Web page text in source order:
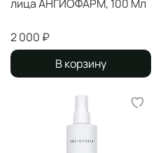
лица АНГИОФАРМ, 100 Мл
2 000 ₽
В корзину